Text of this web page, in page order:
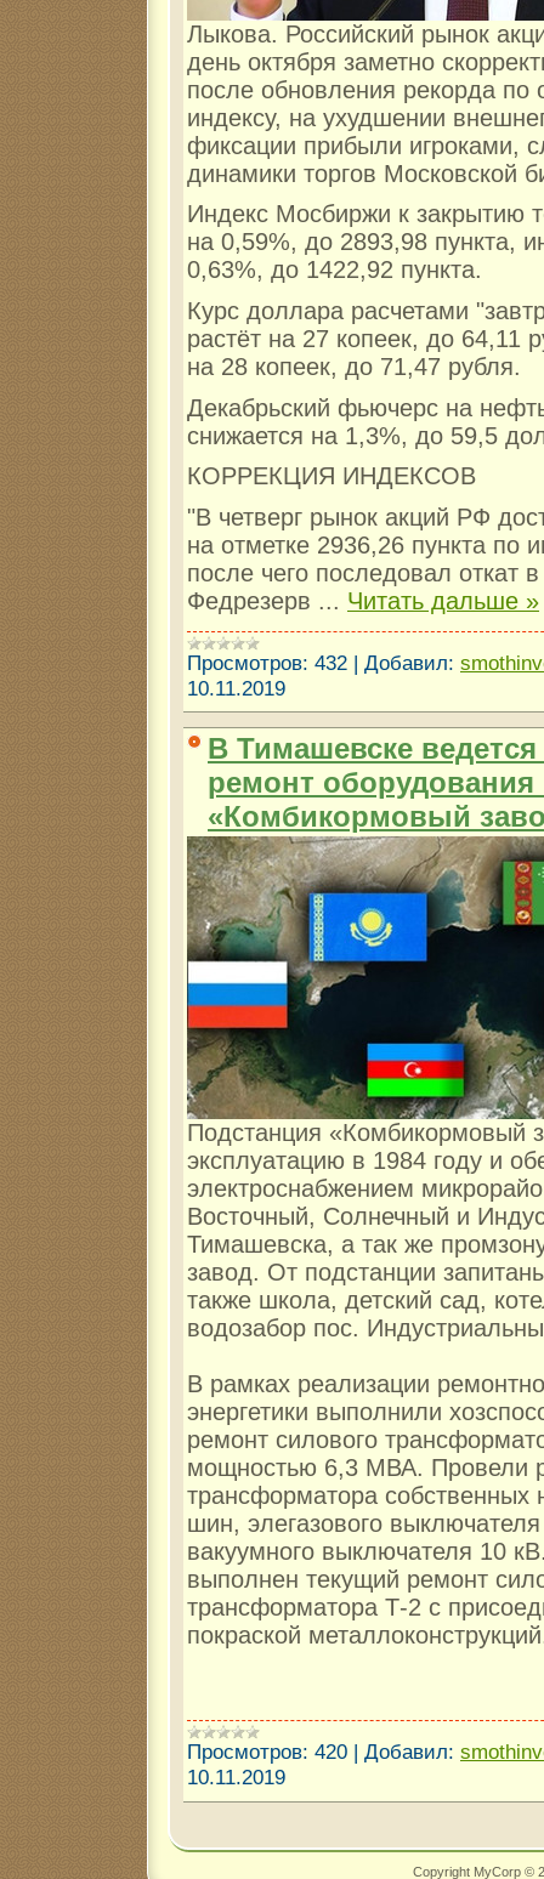
Лыкова. Российский рынок
день октября заметно
после обновления рекорда по
индексу, на ухудшении
фиксации прибыли игроками,
динамики торгов Московской
Индекс Мосбиржи к закрытию
на 0,59%, до 2893,98 пункта,
0,63%, до 1422,92 пункта​​​.
Курс доллара расчетами
растёт на 27 копеек, до 64,11
на 28 копеек, до 71,47 рубля.
Декабрьский фьючерс на
снижается на 1,3%, до 59,5
КОРРЕКЦИЯ ИНДЕКСОВ
"В четверг рынок акций РФ
на отметке 2936,26 пункта по
после чего последовал откат
Федрезерв ... Читать дальше »
Просмотров: 432 | Добавил:
10.11.2019
В Тимашевске
ремонт
«Комбикормовый
Подстанция «Комбикормовый
эксплуатацию в 1984 году и
электроснабжением
Восточный, Солнечный и
Тимашевска, а так же
завод. От подстанции
также школа, детский сад,
водозабор пос.
В рамках реализации
энергетики выполнили
ремонт силового
мощностью 6,3 МВА. Провели
трансформатора собственных
шин, элегазового
вакуумного выключателя 10
выполнен текущий ремонт
трансформатора Т-2 с
покраской
Просмотров: 420 | Добавил:
10.11.2019
Copyright MyCorp ©